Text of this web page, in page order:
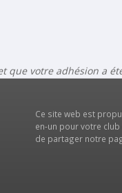
que votre adhésion a
Ce site web est
en-un pour votre
de partager notre